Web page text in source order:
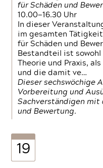
für Schäden und
10.00—16.30 Uhr
In dieser
im gesamten
für Schäden und
Bestandteil ist
Theorie und Praxis,
und die damit ve…
Dieser sechswöchige
Vorbereitung und
Sachverständigen mit
und Bewertung.
19